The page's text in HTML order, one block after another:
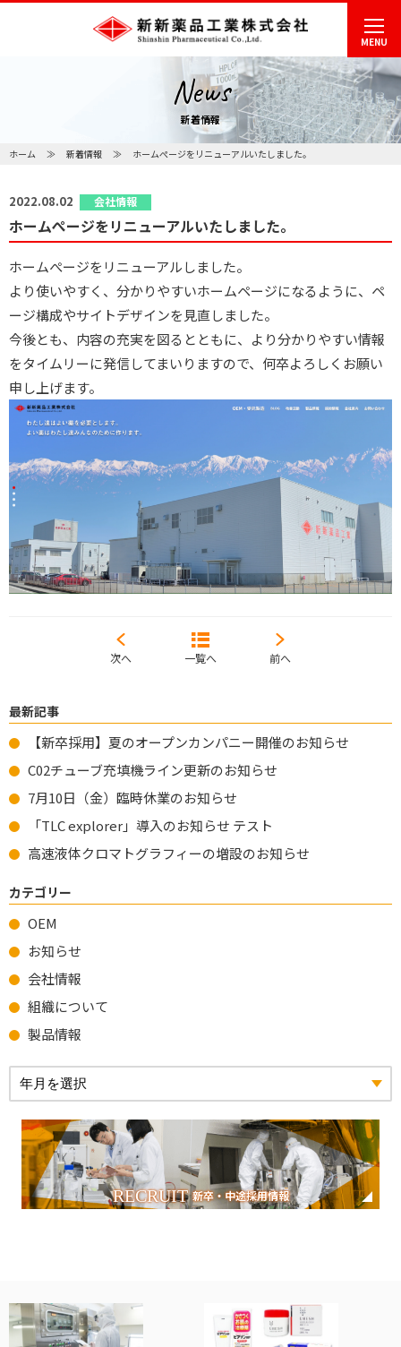
MENU
News
新着情報
ホーム 新着情報 ホームぺージをリニューアルいたしました。
2022.08.02 会社情報
ホームぺージをリニューアルいたしました。
ホームぺージをリニューアルしました。
より使いやすく、分かりやすいホームページになるように、ペ
ージ構成やサイトデザインを見直しました。
今後とも、内容の充実を図るとともに、より分かりやすい情報
をタイムリーに発信してまいりますので、何卒よろしくお願い
申し上げます。
一覧へ
次へ 前へ
最新記事
【新卒採用】夏のオープンカンパニー開催のお知らせ
C02チューブ充填機ライン更新のお知らせ
7月10日（金）臨時休業のお知らせ
「TLC explorer」導入のお知らせ テスト
高速液体クロマトグラフィーの増設のお知らせ
カテゴリー
OEM
お知らせ
会社情報
組織について
製品情報
RECRUIT 新卒・中途採用情報